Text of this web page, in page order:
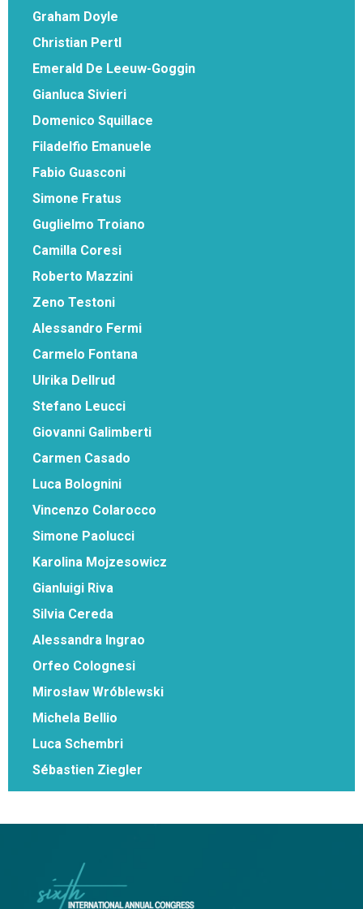
Graham Doyle
Christian Pertl
Emerald De Leeuw-Goggin
Gianluca Sivieri
Domenico Squillace
Filadelfio Emanuele
Fabio Guasconi
Simone Fratus
Guglielmo Troiano
Camilla Coresi
Roberto Mazzini
Zeno Testoni
Alessandro Fermi
Carmelo Fontana
Ulrika Dellrud
Stefano Leucci
Giovanni Galimberti
Carmen Casado
Luca Bolognini
Vincenzo Colarocco
Simone Paolucci
Karolina Mojzesowicz
Gianluigi Riva
Silvia Cereda
Alessandra Ingrao
Orfeo Colognesi
Mirosław Wróblewski
Michela Bellio
Luca Schembri
Sébastien Ziegler